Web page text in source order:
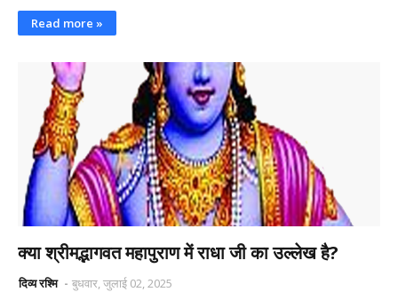
Read more »
क्या श्रीमद्भागवत महापुराण में राधा जी का उल्लेख है?
दिव्य रश्मि
बुधवार, जुलाई 02, 2025